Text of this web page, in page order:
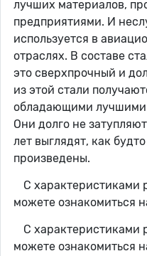
лучших материалов,
предприятиями. И
используется в
отраслях. В составе
это сверхпрочный и
из этой стали
обладающими
Они долго не
лет выглядят, как
произведены.
С характеристиками
можете ознакомиться
С характеристиками
можете ознакомиться